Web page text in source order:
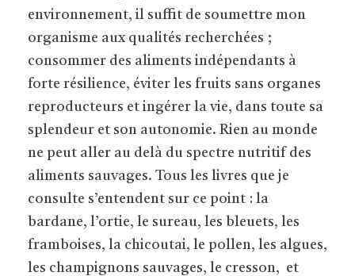
environnement, il suffit de soumettre mon
organisme aux qualités recherchées ;
consommer des aliments indépendants à
forte résilience, éviter les fruits sans organes
reproducteurs et ingérer la vie, dans toute sa
splendeur et son autonomie. Rien au monde
ne peut aller au delà du spectre nutritif des
aliments sauvages. Tous les livres que je
consulte s’entendent sur ce point : la
bardane, l’ortie, le sureau, les bleuets, les
framboises, la chicoutai, le pollen, les algues,
les champignons sauvages, le cresson, et